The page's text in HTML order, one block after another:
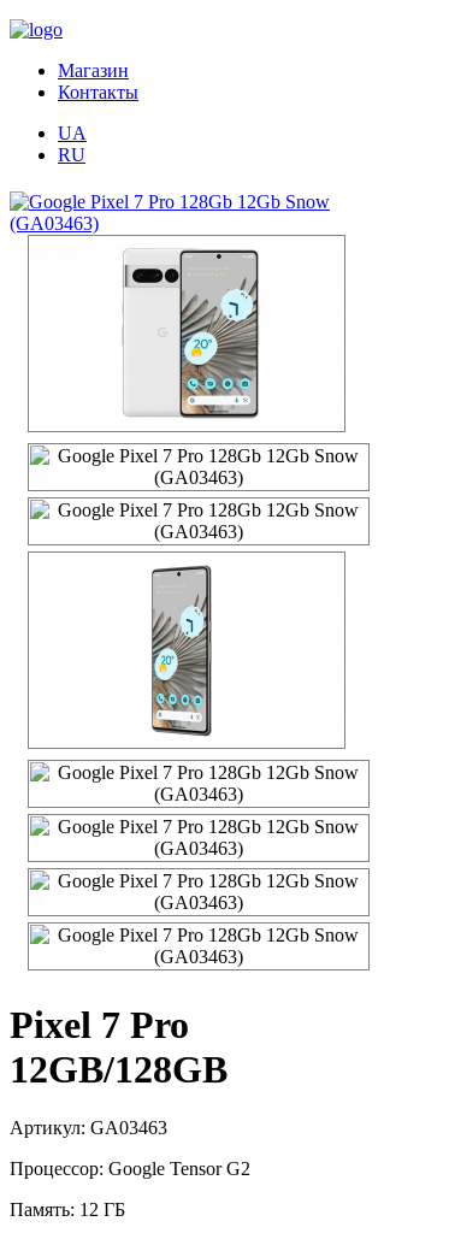
Магазин
Контакты
UA
RU
Pixel 7 Pro
12GB/128GB
Артикул: GA03463
Процессор: Google Tensor G2
Память: 12 ГБ